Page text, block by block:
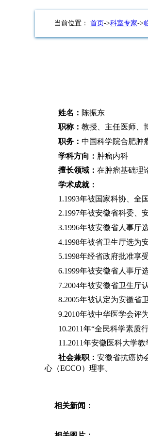
当前位置： 首页->科室专家->
姓名： 陈振东
职称： 教授、主任医师、
职务： 中国科学院合肥肿
学科方向： 肿瘤内科
擅长领域： 在肿瘤基础理
学术成就：
1.1993年被国家科协、全
2.1997年被安徽省科委、
3.1996年被安徽省人事厅
4.1998年被省卫生厅选为
5.1998年经省政府批准享
6.1999年被安徽省人事厅
7.2004年被安徽省卫生厅
8.2005年被认定为安徽省
9.2010年被中华医学会评
10.2011年“全民科学素质
11.2011年安徽医科大学
社会兼职： 安徽省抗癌协
心（ECCO）理事。
相关新闻：